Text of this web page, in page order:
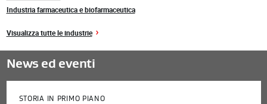
Industria farmaceutica e biofarmaceutica
Visualizza tutte le industrie
News ed eventi
STORIA IN PRIMO PIANO